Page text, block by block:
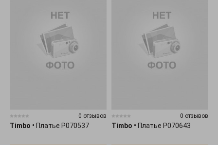
0 отзывов
Timbo • Платье P070537
0 отзывов
Timbo • Платье P070643